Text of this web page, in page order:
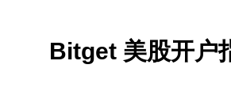
Bitget 美股开户